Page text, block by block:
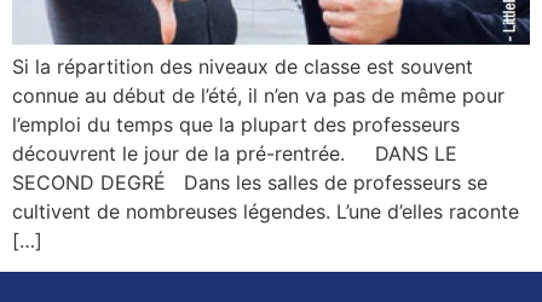
Si la répartition des niveaux de classe est souvent
connue au début de l’été, il n’en va pas de même pour
l’emploi du temps que la plupart des professeurs
découvrent le jour de la pré-rentrée. DANS LE
SECOND DEGRÉ Dans les salles de professeurs se
cultivent de nombreuses légendes. L’une d’elles raconte
[…]